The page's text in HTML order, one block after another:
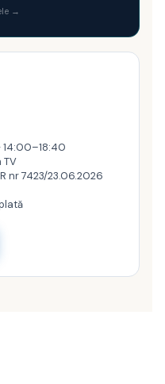
→
TV
nr 7423/23.06.2026